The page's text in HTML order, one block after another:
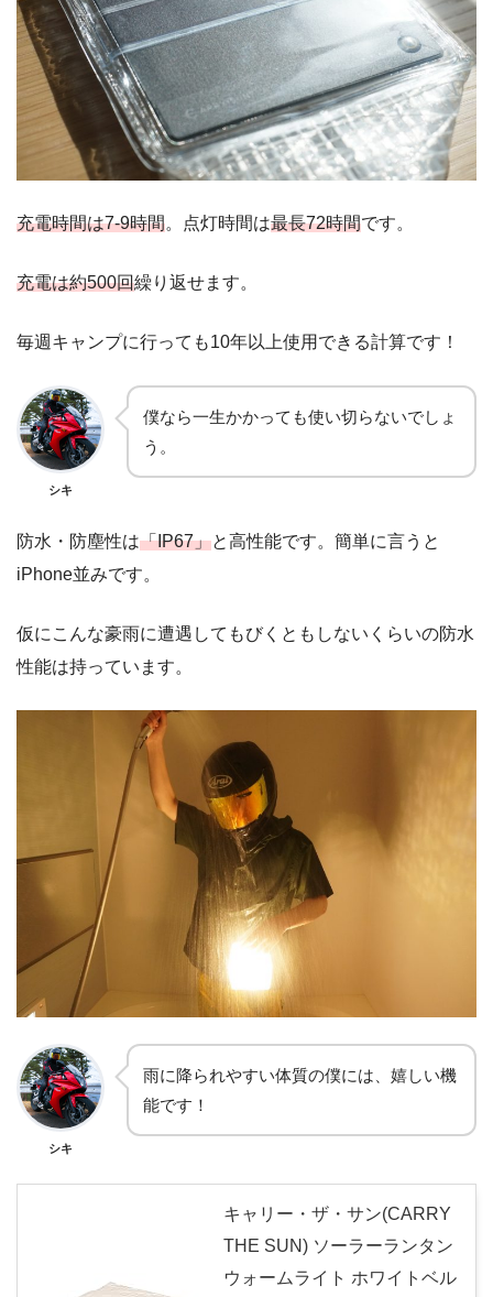
充電時間は7-9時間。点灯時間は最長72時間です。
充電は約500回繰り返せます。
毎週キャンプに行っても10年以上使用できる計算です！
シキ
僕なら一生かかっても使い切らないでしょ
う。
防水・防塵性は「IP67」と高性能です。簡単に言うと
iPhone並みです。
仮にこんな豪雨に遭遇してもびくともしないくらいの防水
性能は持っています。
シキ
雨に降られやすい体質の僕には、嬉しい機
能です！
キャリー・ザ・サン(CARRY
THE SUN) ソーラーランタン
ウォームライト ホワイトベル